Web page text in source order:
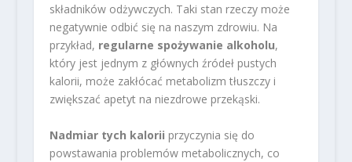
składników odżywczych. Taki stan rzeczy może
negatywnie odbić się na naszym zdrowiu. Na
przykład, regularne spożywanie alkoholu,
który jest jednym z głównych źródeł pustych
kalorii, może zakłócać metabolizm tłuszczy i
zwiększać apetyt na niezdrowe przekąski.
Nadmiar tych kalorii przyczynia się do
powstawania problemów metabolicznych, co